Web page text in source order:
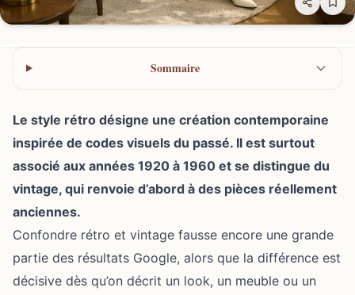
Sommaire
Le style rétro désigne une création contemporaine
inspirée de codes visuels du passé. Il est surtout
associé aux années 1920 à 1960 et se distingue du
vintage, qui renvoie d’abord à des pièces réellement
anciennes.
Confondre rétro et vintage fausse encore une grande
partie des résultats Google, alors que la différence est
décisive dès qu’on décrit un look, un meuble ou un